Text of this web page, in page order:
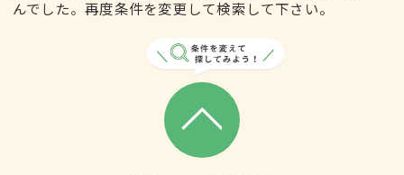
んでした。再度条件を変更して検索して下さい。